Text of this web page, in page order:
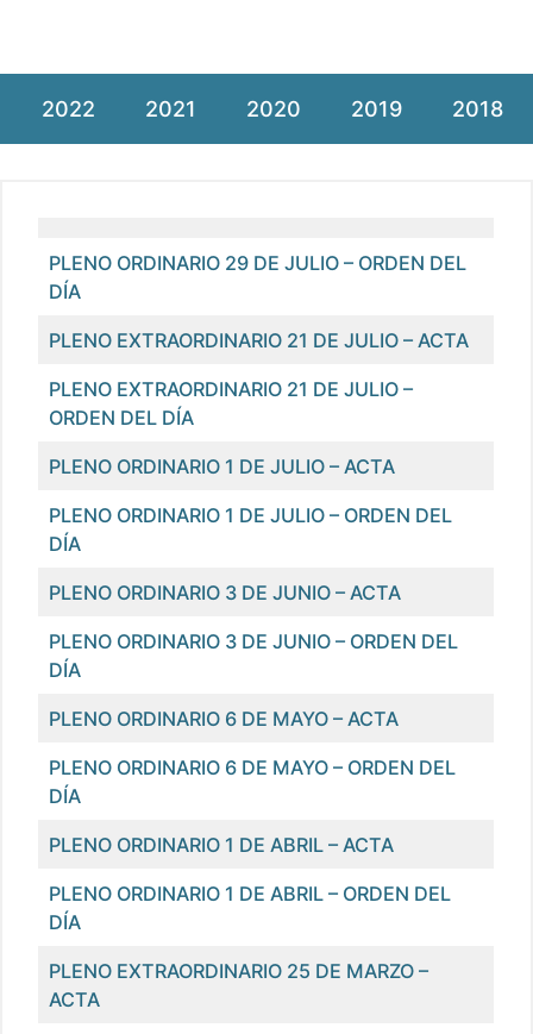
2022 2021 2020 2019 2018
PLENO ORDINARIO 29 DE JULIO – ORDEN DEL
DÍA
PLENO EXTRAORDINARIO 21 DE JULIO – ACTA
PLENO EXTRAORDINARIO 21 DE JULIO –
ORDEN DEL DÍA
PLENO ORDINARIO 1 DE JULIO – ACTA
PLENO ORDINARIO 1 DE JULIO – ORDEN DEL
DÍA
PLENO ORDINARIO 3 DE JUNIO – ACTA
PLENO ORDINARIO 3 DE JUNIO – ORDEN DEL
DÍA
PLENO ORDINARIO 6 DE MAYO – ACTA
PLENO ORDINARIO 6 DE MAYO – ORDEN DEL
DÍA
PLENO ORDINARIO 1 DE ABRIL – ACTA
PLENO ORDINARIO 1 DE ABRIL – ORDEN DEL
DÍA
PLENO EXTRAORDINARIO 25 DE MARZO –
ACTA